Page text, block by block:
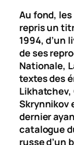
Au fond,
repris un
1994, d’un
de ses
Nationale,
textes des
Likhatchev,
Skrynnikov
dernier
catalogue
russe d’un